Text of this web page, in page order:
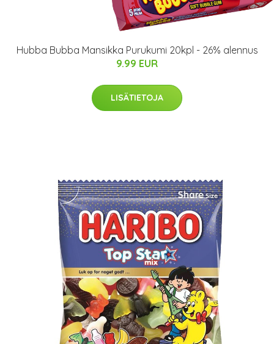
Hubba Bubba Mansikka Purukumi 20kpl - 26% alennus
9.99 EUR
LISÄTIETOJA